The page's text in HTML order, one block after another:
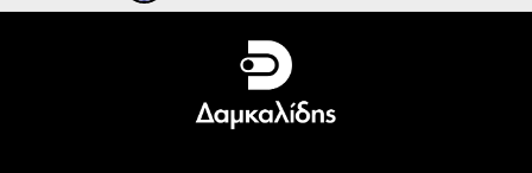
Ελληνικά
English